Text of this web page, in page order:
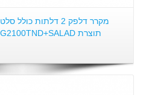
תוצרת BAMBAS-GNPG2100TND+SALAD